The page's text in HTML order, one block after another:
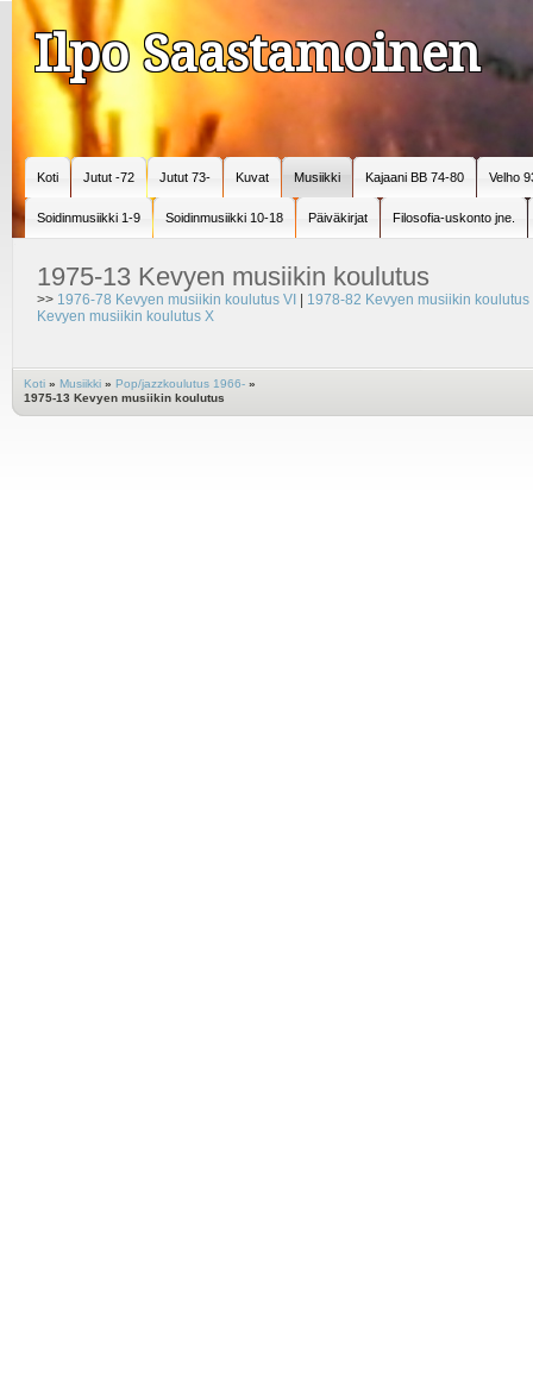
Ilpo Saastamoinen
Koti Jutut -72 Jutut 73- Kuvat Musiikki Kajaani BB 74-80 Velho
Soidinmusiikki 1-9 Soidinmusiikki 10-18 Päiväkirjat Filosofia-uskonto jne.
1975-13 Kevyen musiikin koulutus
>> 1976-78 Kevyen musiikin koulutus VI
1978-82 Kevyen musiikin koulutus
Kevyen musiikin koulutus X
Koti » Musiikki » Pop/jazzkoulutus 1966- »
1975-13 Kevyen musiikin koulutus